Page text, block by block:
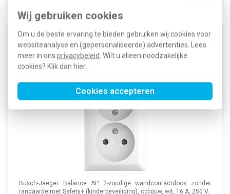
Wij gebruiken cookies
Om u de beste ervaring te bieden gebruiken wij cookies voor
websiteanalyse en (gepersonaliseerde) advertenties. Lees
meer in ons privacybeleid . Wilt u alleen noodzakelijke
cookies? Klik dan hier
Cookies accepteren
Busch-Jaeger 202 APBJ-524 wandcontactdoos
zonder randaarde Safety+ 2-voudig opbouw Balance
AP wit
Busch-Jaeger Balance AP 2-voudige wandcontactdoos zonder
randaarde met Safety+ (kinderbeveiliging), opbouw, wit, 16 A, 250 V.